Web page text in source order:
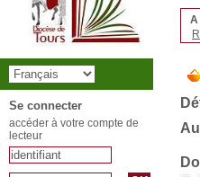
A
Se connecter
accéder à votre compte de
lecteur